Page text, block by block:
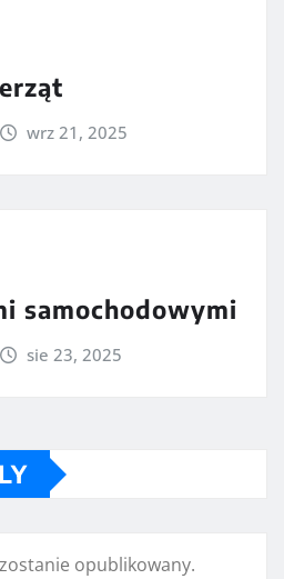
wrz 21, 2025
samochodowymi
sie 23, 2025
opublikowany.